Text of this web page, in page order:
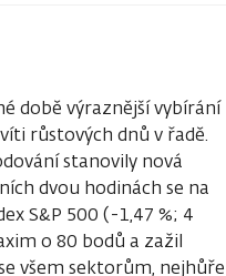
době výraznější vybírání
růstových dnů v řadě.
stanovily nová
dvou hodinách se na
S&P 500 (-1,47 %; 4
o 80 bodů a zažil
všem sektorům, nejhůře